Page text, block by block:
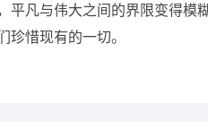
凡与伟大之间的界限变得模
珍惜现有的一切。